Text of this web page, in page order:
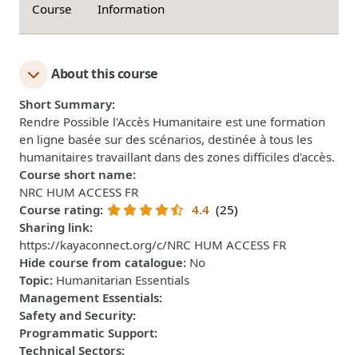
Course Information
About this course
Short Summary:
Rendre Possible l'Accès Humanitaire est une formation
en ligne basée sur des scénarios, destinée à tous les
humanitaires travaillant dans des zones difficiles d'accès.
Course short name:
NRC HUM ACCESS FR
Course rating: 4.4 (25)
Sharing link:
https://kayaconnect.org/c/NRC HUM ACCESS FR
Hide course from catalogue: No
Topic: Humanitarian Essentials
Management Essentials:
Safety and Security:
Programmatic Support:
Technical Sectors: